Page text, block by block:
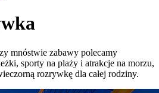
mnóstwie zabawy polecamy
sporty na plaży i atrakcje na morzu,
rozrywkę dla całej rodziny.